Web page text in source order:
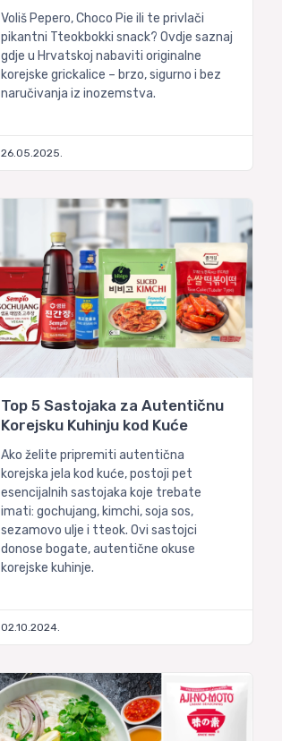
Voliš Pepero, Choco Pie ili te privlači
pikantni Tteokbokki snack? Ovdje saznaj
gdje u Hrvatskoj nabaviti originalne
korejske grickalice – brzo, sigurno i bez
naručivanja iz inozemstva.
26.05.2025.
Top 5 Sastojaka za Autentičnu
Korejsku Kuhinju kod Kuće
Ako želite pripremiti autentična
korejska jela kod kuće, postoji pet
esencijalnih sastojaka koje trebate
imati: gochujang, kimchi, soja sos,
sezamovo ulje i tteok. Ovi sastojci
donose bogate, autentične okuse
korejske kuhinje.
02.10.2024.